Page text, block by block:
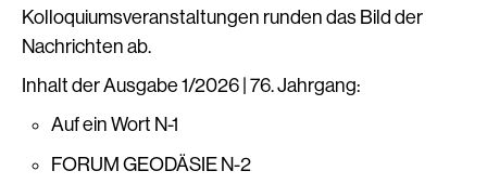
Kolloquiumsveranstaltungen runden das Bild der
Nachrichten ab.
Inhalt der Ausgabe 1/2026 | 76. Jahrgang:
Auf ein Wort N-1
FORUM GEODÄSIE N-2